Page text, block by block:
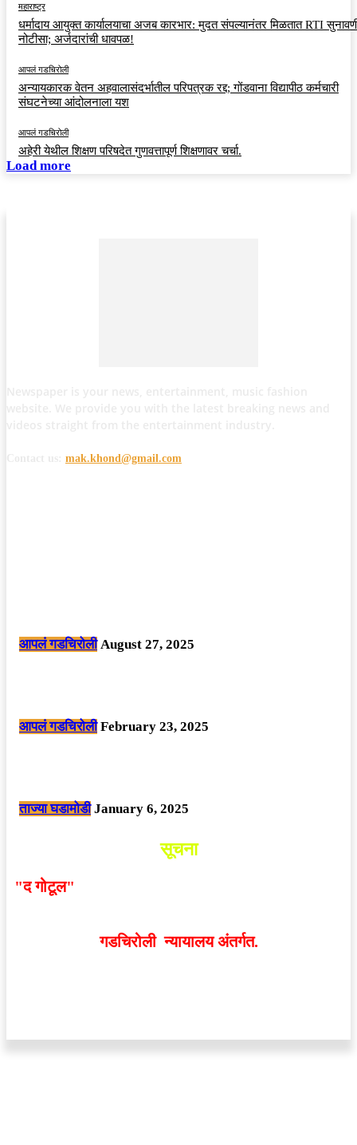
महाराष्ट्र
धर्मादाय आयुक्त कार्यालयाचा अजब कारभार: मुदत संपल्यानंतर मिळतात RTI
नोटीसा; अर्जदारांची धावपळ!
आपलं गडचिरोली
अन्यायकारक वेतन अहवालासंदर्भातील परिपत्रक रद्द; गोंडवाना विद्यापीठ कर्मचारी
संघटनेच्या आंदोलनाला यश
आपलं गडचिरोली
अहेरी येथील शिक्षण परिषदेत गुणवत्तापूर्ण शिक्षणावर चर्चा.
Load more
mak.khond@gmail.com
आपलं गडचिरोली August 27, 2025
आपलं गडचिरोली February 23, 2025
ताज्या घडामोडी January 6, 2025
सूचना
"द गोटूल"
गडचिरोली न्यायालय अंतर्गत.